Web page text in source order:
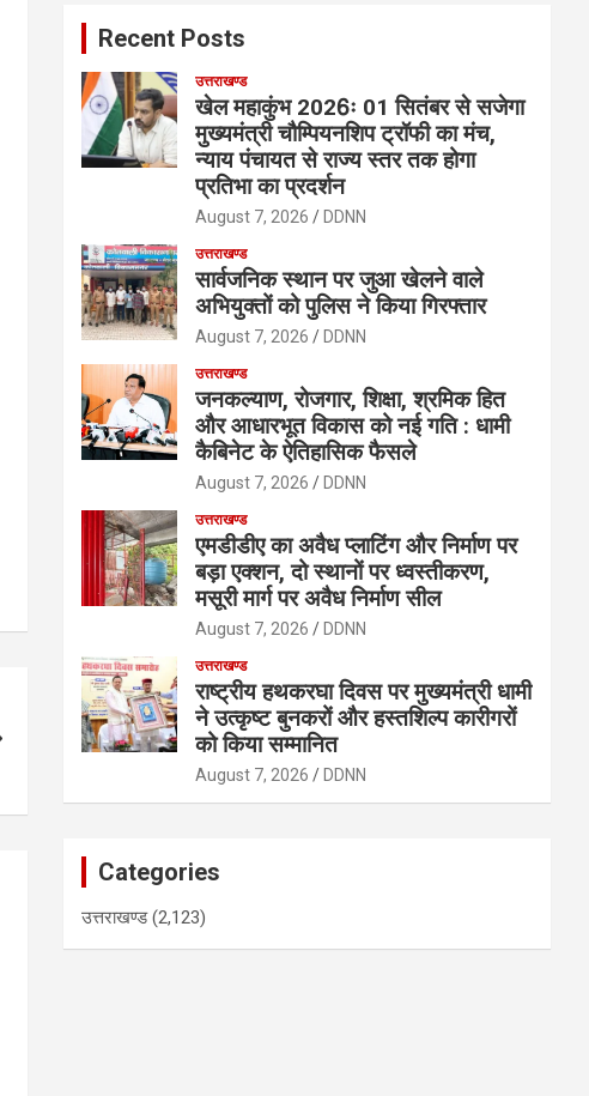
Recent Posts
उत्तराखण्ड
खेल महाकुंभ 2026ः 01 सितंबर से सजेगा
मुख्यमंत्री चौम्पियनशिप ट्रॉफी का मंच,
न्याय पंचायत से राज्य स्तर तक होगा
प्रतिभा का प्रदर्शन
August 7, 2026 DDNN
उत्तराखण्ड
सार्वजनिक स्थान पर जुआ खेलने वाले
अभियुक्तों को पुलिस ने किया गिरफ्तार
August 7, 2026 DDNN
उत्तराखण्ड
जनकल्याण, रोजगार, शिक्षा, श्रमिक हित
और आधारभूत विकास को नई गति : धामी
कैबिनेट के ऐतिहासिक फैसले
August 7, 2026 DDNN
उत्तराखण्ड
एमडीडीए का अवैध प्लाटिंग और निर्माण पर
बड़ा एक्शन, दो स्थानों पर ध्वस्तीकरण,
मसूरी मार्ग पर अवैध निर्माण सील
August 7, 2026 DDNN
उत्तराखण्ड
राष्ट्रीय हथकरघा दिवस पर मुख्यमंत्री धामी
ने उत्कृष्ट बुनकरों और हस्तशिल्प कारीगरों
को किया सम्मानित
August 7, 2026 DDNN
Categories
उत्तराखण्ड(2,123)